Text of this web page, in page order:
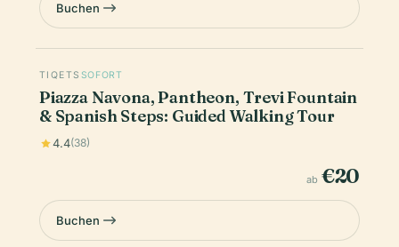
Buchen
TIQETS SOFORT
Piazza Navona, Pantheon, Trevi Fountain
& Spanish Steps: Guided Walking Tour
4.4(38)
ab €20
Buchen